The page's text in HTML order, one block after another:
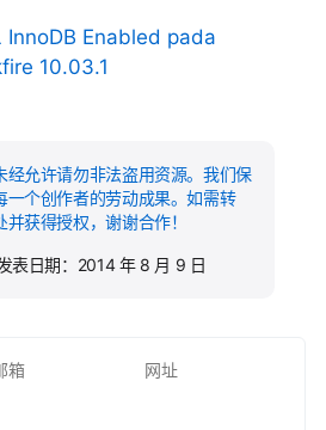
InnoDB Enabled pada
10.03.1
经允许请勿非法盗用资源。我们保
一个创作者的劳动成果。如需转
获得授权，谢谢合作！
日期：2014 年 8 月 9 日